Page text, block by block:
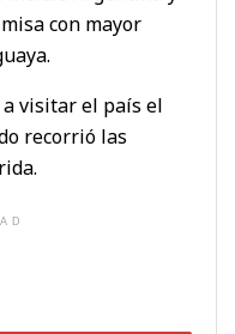
con mayor
a visitar el país el
recorrió las